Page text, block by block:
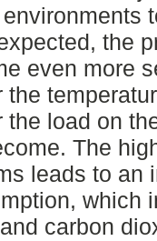
the
even more
the
the load on
The
leads to an
which
carbon